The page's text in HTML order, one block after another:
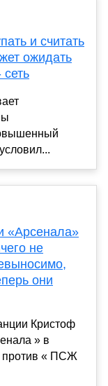
и считать
ожидать
«Арсенала»
не
они
Кристоф
» в
против « ПСЖ